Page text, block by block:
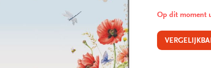
Op dit moment